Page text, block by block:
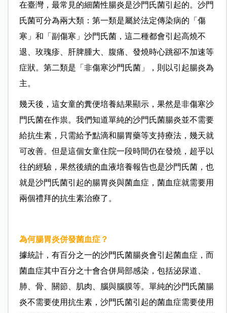
在臺灣，最常見的細菌性腸炎是沙門氏菌引起的。沙門
氏菌可分為兩大類：第一類是屬於法定傳染病的「傷
寒」和「副傷寒」沙門氏菌，這二種都會引起高燒不
退、玫瑰疹、肝脾腫大、腹痛、發燒時心跳卻不加速等
症狀。第二類是「非傷寒沙門氏菌」，則以引起腸炎為
主。
幾天後，這女童的糞便培養結果顯示，果然是非傷寒沙
門氏菌在作祟。我們知道單純的沙門氏菌腸炎並不需要
給抗生素，只需給予點滴和腸胃藥等支持療法，幾天就
可改善。但是這個女童住院一段時間仍在發燒，超乎以
往的經驗，果然後續的血液培養報告也是沙門氏菌，也
就是沙門氏菌引起的腸胃炎與菌血症，菌血症就需要用
兩個禮拜的抗生素治療了。
為何腸胃炎併發菌血症？
據統計，有百分之一的沙門氏菌腸炎會引起菌血症，而
菌血症其中百分之十會合併局部感染，包括泌尿道、
肺、骨、關節、肌肉、腦與腦膜等。單純的沙門氏菌腸
炎不需要使用抗生素，沙門氏菌引起的菌血症需要使用